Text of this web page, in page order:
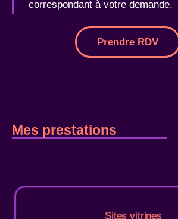
correspondant à votre demande.
Prendre RDV
Mes prestations
Sites vitrines